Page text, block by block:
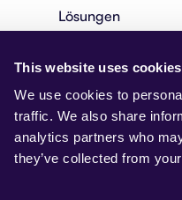
This website uses cookies
We use cookies to
traffic. We also share
analytics partners who
they’ve collected from
Lösungen
Bankwesen
BPO
Maßgeschneiderte
Forderungseinzug
Gesundheitswesen